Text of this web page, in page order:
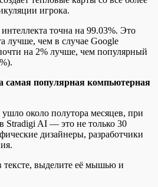
игрока.
точна на 99.03%. Это
лучше, чем в случае Google
на 2% лучше, чем популярный
самая популярная компьютерная
около полутора месяцев, при
Stradigi AI — это не только 30
дизайнеры, разработчики
выделите её мышью и